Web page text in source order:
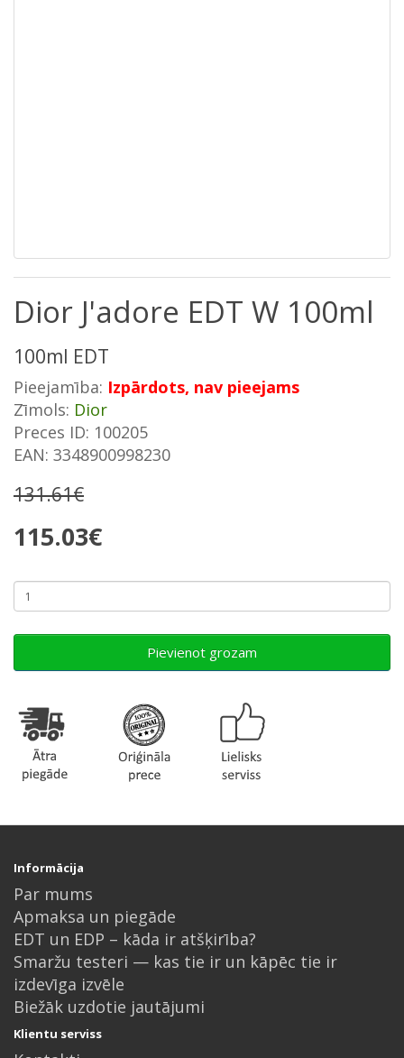
Dior J'adore EDT W 100ml
100ml EDT
Pieejamība: Izpārdots, nav pieejams
Zīmols: Dior
Preces ID: 100205
EAN: 3348900998230
131.61€
115.03€
Pievienot grozam
Informācija
Par mums
Apmaksa un piegāde
EDT un EDP – kāda ir atšķirība?
Smaržu testeri — kas tie ir un kāpēc tie ir
izdevīga izvēle
Biežāk uzdotie jautājumi
Klientu serviss